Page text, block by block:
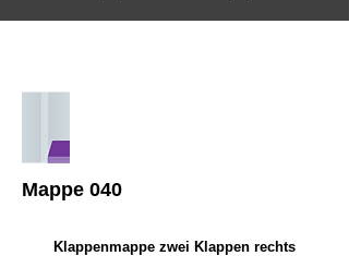
Mappe 040
Klappenmappe zwei Klappen rechts